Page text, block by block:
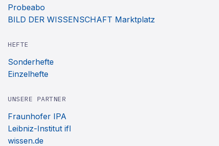
Probeabo
BILD DER WISSENSCHAFT Marktplatz
HEFTE
Sonderhefte
Einzelhefte
UNSERE PARTNER
Fraunhofer IPA
Leibniz-Institut ifl
wissen.de